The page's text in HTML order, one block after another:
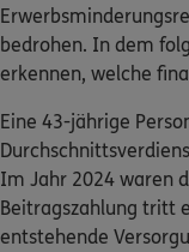
bedrohen. In dem
erkennen, welche
Eine 43-jährige
Im Jahr 2024 waren
Beitragszahlung tritt
entstehende